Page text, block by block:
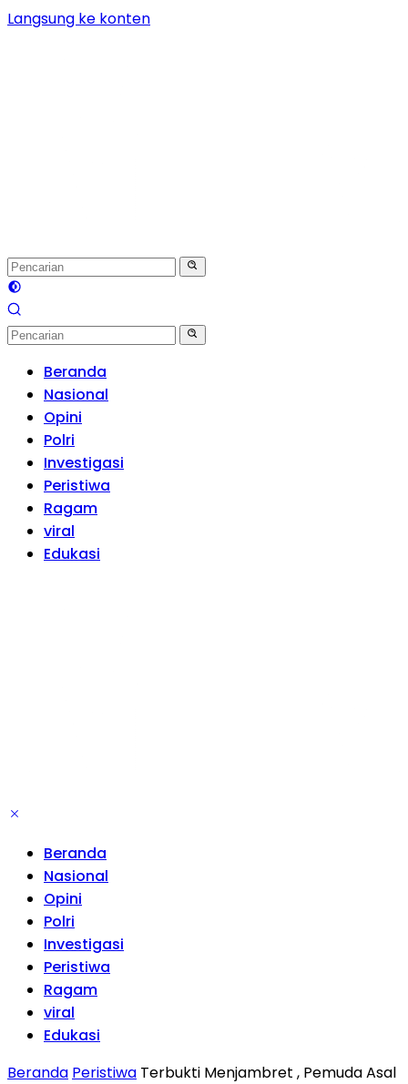
Langsung ke konten
Beranda
Nasional
Opini
Polri
Investigasi
Peristiwa
Ragam
viral
Edukasi
Beranda
Nasional
Opini
Polri
Investigasi
Peristiwa
Ragam
viral
Edukasi
Beranda Peristiwa Terbukti Menjambret , Pemuda Asal